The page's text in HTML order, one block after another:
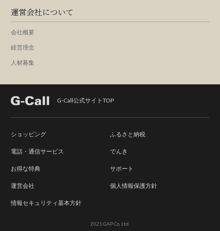
運営会社について
会社概要
経営理念
人材募集
G-Call公式サイトTOP
ショッピング ふるさと納税
電話・通信サービス でんき
お得な特典 サポート
運営会社 個人情報保護方針
情報セキュリティ基本方針
2021 GAP Co, Ltd.